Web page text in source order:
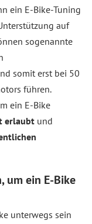
ein E-Bike-Tuning
auf
sogenannte
somit erst bei 50
führen.
ein E-Bike
erlaubt und
um ein E-Bike
unterwegs sein